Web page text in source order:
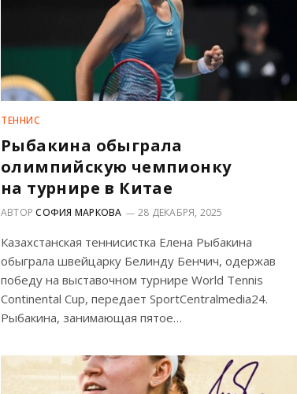
ТЕННИС
Рыбакина обыграла
олимпийскую чемпионку
на турнире в Китае
АВТОРСОФИЯ МАРКОВА 28 ДЕКАБРЯ, 2025
Казахстанская теннисистка Елена Рыбакина
обыграла швейцарку Белинду Бенчич, одержав
победу на выставочном турнире World Tennis
Continental Cup, передает SportCentralmedia24.
Рыбакина, занимающая пятое…